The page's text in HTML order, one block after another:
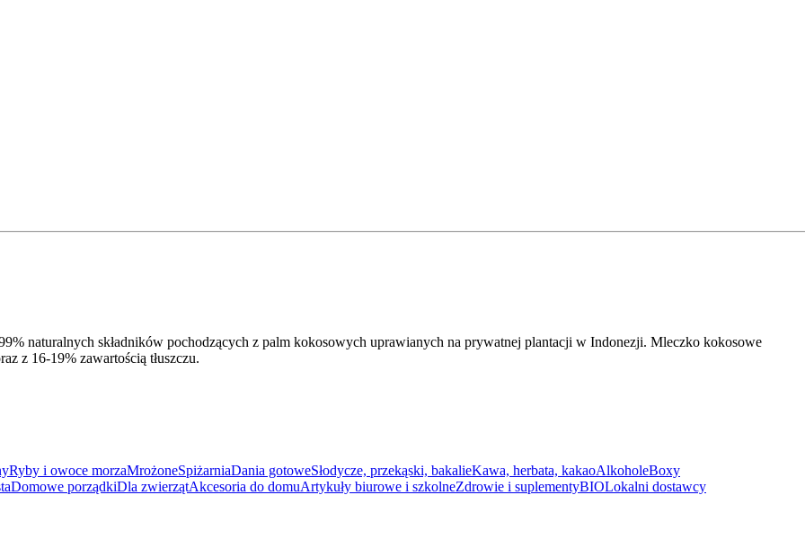
Ryby i owoce morzaMrożoneSpiżarniaDania gotoweSłodycze, przekąski, bakalieKawa, herbata, kakaoAlkoholeBoxy
Domowe porządkiDla zwierzątAkcesoria do domuArtykuły biurowe i szkolneZdrowie i suplementyBIOLokalni dostawcy
naturalnych składników pochodzących z palm kokosowych uprawianych na prywatnej plantacji w Indonezji. Mleczko kokosowe
z 16-19% zawartością tłuszczu.